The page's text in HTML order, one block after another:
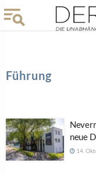
Führung
neue
14.